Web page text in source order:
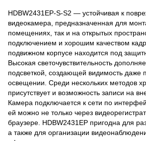
HDBW2431EP-S-S2 — устойчивая к
видеокамера, предназначенная для
помещениях, так и на открытых
подключением и хорошим качеством
подвижном корпусе находится под
Высокая светочувствительность
подсветкой, создающей видимость даже
освещении. Среди нескольких методов
присутствует и возможность записи на
Камера подключается к сети по
ей можно не только через
браузере. HDBW2431EP пригодна для
а также для организации